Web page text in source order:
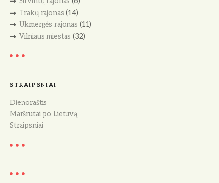
Trakų rajonas (14)
Ukmergės rajonas (11)
Vilniaus miestas (32)
STRAIPSNIAI
Dienoraštis
Maršrutai po Lietuvą
Straipsniai